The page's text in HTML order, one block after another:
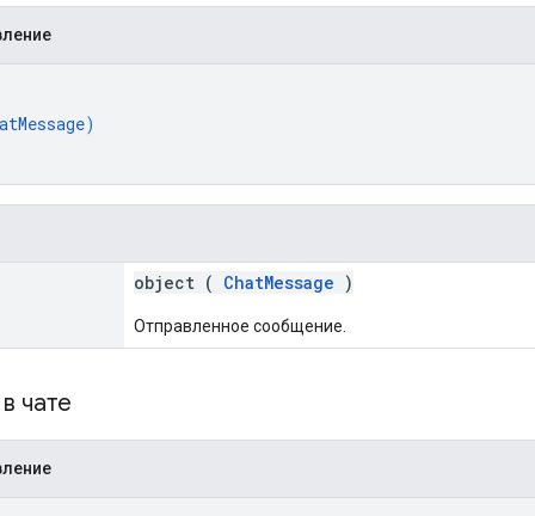
)
object ( ChatMessage )
Отправленное сообщение.
чате